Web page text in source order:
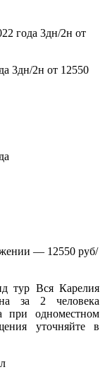
года 3дн/2н от
3дн/2н от 12550
— 12550 руб/
тур Вся Карелия
за 2 человека
при одноместном
уточняйте в